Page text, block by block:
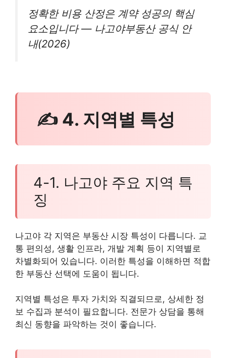
정확한 비용 산정은 계약 성공의 핵심
요소입니다 — 나고야부동산 공식 안
내(2026)
✍ 4. 지역별 특성
4-1. 나고야 주요 지역 특
징
나고야 각 지역은 부동산 시장 특성이 다릅니다. 교
통 편의성, 생활 인프라, 개발 계획 등이 지역별로
차별화되어 있습니다. 이러한 특성을 이해하면 적합
한 부동산 선택에 도움이 됩니다.
지역별 특성은 투자 가치와 직결되므로, 상세한 정
보 수집과 분석이 필요합니다. 전문가 상담을 통해
최신 동향을 파악하는 것이 좋습니다.